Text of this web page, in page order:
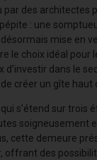
des architectes
: une
mise en
le choix idéal pour
d’investir dans le
créer un gîte haut
s’étend sur trois
soigneusement
cette demeure
offrant des